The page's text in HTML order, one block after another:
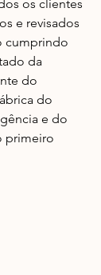
os clientes
e revisados
cumprindo
da
do
do
e do
primeiro